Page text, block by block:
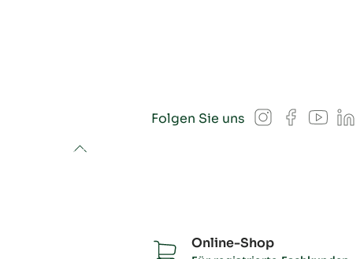
Folgen Sie uns Instagram
Facebook
to top
Online-Shop